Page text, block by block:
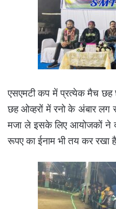
एसएमटी कप में प्रत्येक मैच छह
छह ओव्हरों में रनो के अंबार
मजा ले इसके लिए आयोजकों ने
रूपए का ईनाम भी तय कर रखा